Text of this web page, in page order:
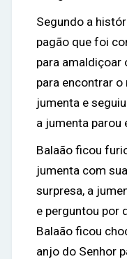
Segundo a
pagão que foi
para amaldiçoar
para encontrar o
jumenta e
a jumenta parou
Balaão ficou
jumenta com
surpresa, a
e perguntou por
Balaão ficou
anjo do Senhor